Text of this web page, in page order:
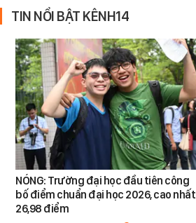
TIN NỔI BẬT KÊNH14
NÓNG: Trường đại học đầu tiên công
bố điểm chuẩn đại học 2026, cao nhất
26,98 điểm